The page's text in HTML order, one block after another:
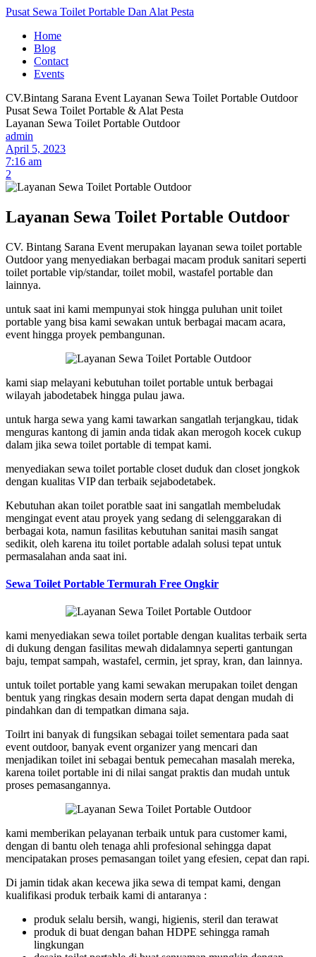
Pusat Sewa Toilet Portable Dan Alat Pesta
Home
Blog
Contact
Events
CV.Bintang Sarana Event Layanan Sewa Toilet Portable Outdoor
Pusat Sewa Toilet Portable & Alat Pesta
Layanan Sewa Toilet Portable Outdoor
admin
April 5, 2023
7:16 am
2
Layanan Sewa Toilet Portable Outdoor
CV. Bintang Sarana Event merupakan layanan sewa toilet portable
Outdoor yang menyediakan berbagai macam produk sanitari seperti
toilet portable vip/standar, toilet mobil, wastafel portable dan
lainnya.
untuk saat ini kami mempunyai stok hingga puluhan unit toilet
portable yang bisa kami sewakan untuk berbagai macam acara,
event hingga proyek pembangunan.
kami siap melayani kebutuhan toilet portable untuk berbagai
wilayah jabodetabek hingga pulau jawa.
untuk harga sewa yang kami tawarkan sangatlah terjangkau, tidak
menguras kantong di jamin anda tidak akan merogoh kocek cukup
dalam jika sewa toilet portable di tempat kami.
menyediakan sewa toilet portable closet duduk dan closet jongkok
dengan kualitas VIP dan terbaik sejabodetabek.
Kebutuhan akan toilet poratble saat ini sangatlah membeludak
mengingat event atau proyek yang sedang di selenggarakan di
berbagai kota, namun fasilitas kebutuhan sanitai masih sangat
sedikit, oleh karena itu toilet portable adalah solusi tepat untuk
permasalahan anda saat ini.
Sewa Toilet Portable Termurah Free Ongkir
kami menyediakan sewa toilet portable dengan kualitas terbaik serta
di dukung dengan fasilitas mewah didalamnya seperti gantungan
baju, tempat sampah, wastafel, cermin, jet spray, kran, dan lainnya.
untuk toilet portable yang kami sewakan merupakan toilet dengan
bentuk yang ringkas desain modern serta dapat dengan mudah di
pindahkan dan di tempatkan dimana saja.
Toilrt ini banyak di fungsikan sebagai toilet sementara pada saat
event outdoor, banyak event organizer yang mencari dan
menjadikan toilet ini sebagai bentuk pemecahan masalah mereka,
karena toilet portable ini di nilai sangat praktis dan mudah untuk
proses pemasangannya.
kami memberikan pelayanan terbaik untuk para customer kami,
dengan di bantu oleh tenaga ahli profesional sehingga dapat
mencipatakan proses pemasangan toilet yang efesien, cepat dan rapi.
Di jamin tidak akan kecewa jika sewa di tempat kami, dengan
kualifikasi produk terbaik kami di antaranya :
produk selalu bersih, wangi, higienis, steril dan terawat
produk di buat dengan bahan HDPE sehingga ramah
lingkungan